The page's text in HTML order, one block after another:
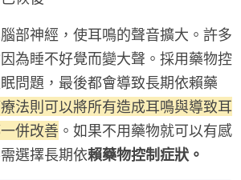
部神經，使耳鳴的聲音擴大。許多
為睡不好覺而變大聲。採用藥物控
問題，最後都會導致長期依賴藥
法則可以將所有造成耳鳴與導致耳
併改善 。如果不用藥物就可以有感
選擇長期依賴藥物控制症狀。